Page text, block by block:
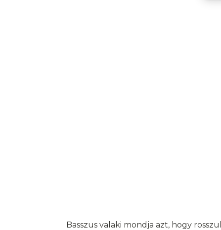
Basszus valaki mondja azt, hogy